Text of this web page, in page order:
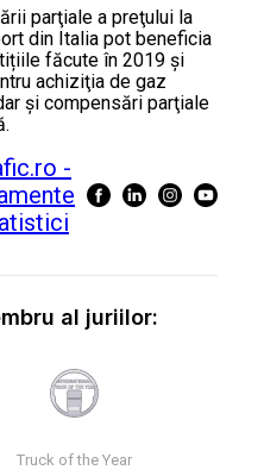
parţiale a preţului la
din Italia pot beneficia
făcute în 2019 şi
achiziţia de gaz
şi compensări parţiale
al juriilor:
Truck of the Year